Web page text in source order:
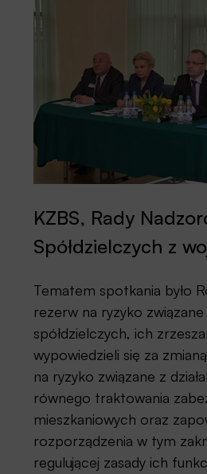
KZBS, Rady
Spółdzielczych z
Tematem spotkania było
rezerw na ryzyko
spółdzielczych, ich
wypowiedzieli się za
na ryzyko związane z
równego traktowania
mieszkaniowych oraz
rozporządzenia w tym
regulującej zasady ich